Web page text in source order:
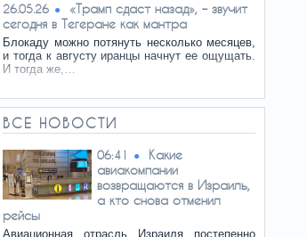
26.05.26
«Трамп сдаст назад», – звучит
сегодня в Тегеране как мантра
Блокаду можно потянуть несколько месяцев,
и тогда к августу иранцы начнут ее ощущать.
И тогда же,…
ВСЕ НОВОСТИ
06:41
Какие
авиакомпании
возвращаются в Израиль,
а кто снова отменил
рейсы
Авиационная отрасль Израиля постепенно